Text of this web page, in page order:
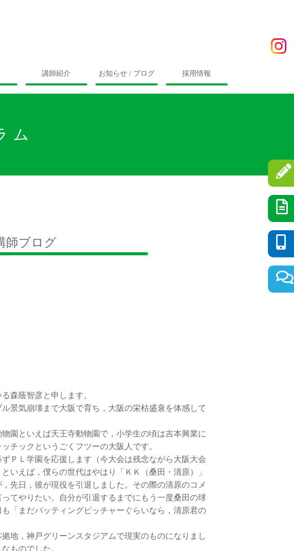
講師紹介 お知らせ / ブログ 採用情報
ム
師ブログ
森蔭智彦と申します。
景気崩壊まで大阪で育ち，大阪の栄枯盛衰を体感して
園といえば天王寺動物園で，小学生の頃は吉本興業に
チックというごくフツーの大阪人です。
ＰＬ学園を応援します（今大会は残念ながら大阪大会
いえば，僕らの世代はやはり「ＫＫ（桑田・清原）」
先日，彼が現役を引退しました。その際の清原のコメ
てやりたい。自分が引退するまでにもう一度桑田の球
「まだバッティングピッチャーぐらいなら，清原君の
地，神戸グリーンスタジアムで現実のものになりまし
ものでした。